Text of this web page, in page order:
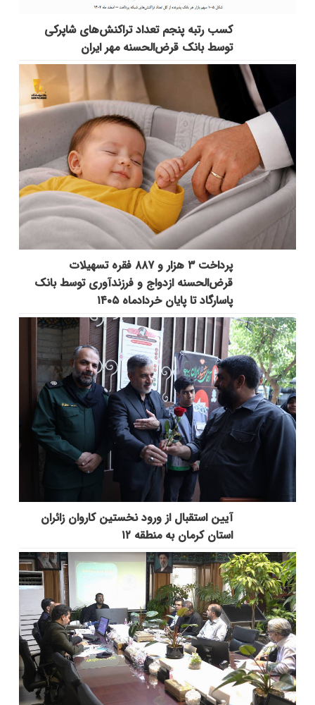
کسب رتبه پنجم تعداد تراکنش‌های شاپرکی
توسط بانک قرض‌الحسنه مهر ایران
پرداخت ۳ هزار و ۸۸۷ فقره تسهیلات
قرض‌الحسنه ازدواج و فرزندآوری توسط بانک
پاسارگاد تا پایان خردادماه ۱۴۰۵
آیین استقبال از ورود نخستین کاروان زائران
استان کرمان به منطقه ۱۲